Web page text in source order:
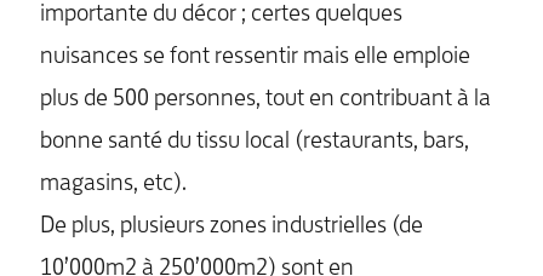
MENU
importante du décor ; certes quelques
nuisances se font ressentir mais elle emploie
plus de 500 personnes, tout en contribuant à la
bonne santé du tissu local (restaurants, bars,
magasins, etc).
De plus, plusieurs zones industrielles (de
10’000m2 à 250’000m2) sont en